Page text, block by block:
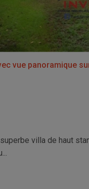
vue panoramique
villa de haut